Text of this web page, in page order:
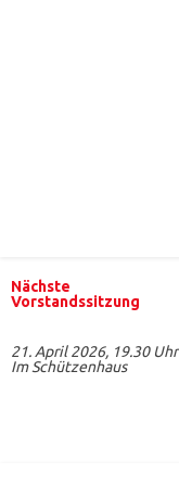
Nächste
Vorstandssitzung
21. April 2026, 19.30 Uhr
Im Schützenhaus